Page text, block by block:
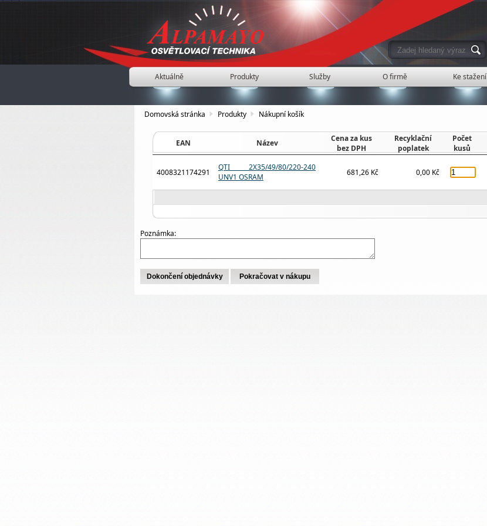
Aktuálně Produkty Služby O firmě Ke stažení
Domovská stránka Produkty Nákupní košík
EAN Název
Cena za kus
bez DPH
Recyklační
poplatek
Počet
kusů
4008321174291
QTI 2X35/49/80/220-240
UNV1 OSRAM
681,26 Kč 0,00 Kč
Poznámka: